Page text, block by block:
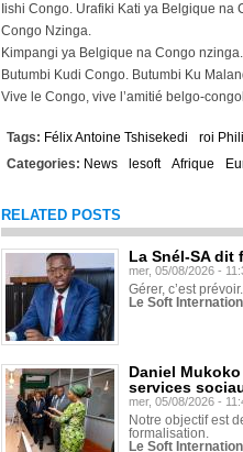
Iishi Congo. Urafiki Kati ya Belgique na
Congo Nzinga.
Kimpangi ya Belgique na Congo nzinga.
Butumbi Kudi Congo. Butumbi Ku
Vive le Congo, vive l’amitié belgo-
Tags: Félix Antoine Tshisekedi roi
Categories: News lesoft Afrique
RELATED POSTS
La Snél-SA dit
mer, 05/08/2026 -
Gérer, c’est
Le Soft
Daniel
services
mer, 05/08/2026 -
Notre objectif est
formalisation.
Le Soft